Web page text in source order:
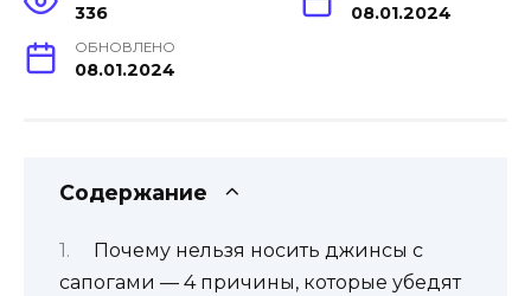
336 08.01.2024
ОБНОВЛЕНО
08.01.2024
Содержание
Почему нельзя носить джинсы с
сапогами — 4 причины, которые убедят